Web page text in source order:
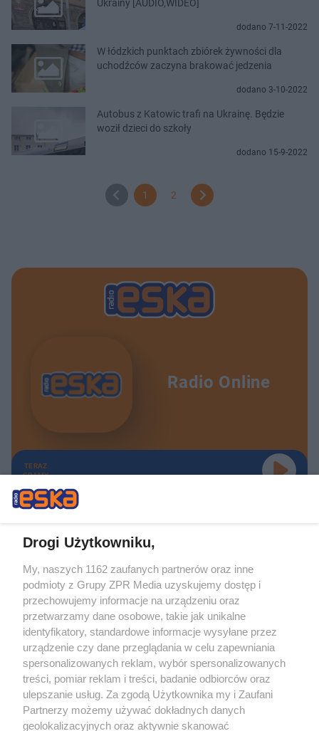
Ukrainy [AUDIO,WIDEO]
dodano 7-11-2022
W łódzkich punktach zbiórek żywności dla
uchodźców zaczyna brakować jedzenia
dodano 3-10-2022
Autobus z Katowic trafi na Ukrainę. Będzie
woził dzieci do szkoły
dodano 15-9-2022
1 2
Radio Online
TERAZ
GRAMY
Żaden utwór zamieszczony w serwisie nie może być powielany i
rozpowszechniany lub dalej rozpowszechniany w jakikolwiek sposób (w
tym także elektroniczny lub mechaniczny) na jakimkolwiek polu
eksploatacji w jakiejkolwiek formie, włącznie z umieszczaniem w Internecie
bez pisemnej zgody właściciela praw. Jakiekolwiek użycie lub
wykorzystanie utworów w całości lub w części z naruszeniem prawa, tzn.
bez właściwej zgody, jest zabronione pod groźbą kary i może być ścigane
prawnie.
Drogi Użytkowniku,
My, naszych 1162 zaufanych partnerów oraz inne
podmioty z Grupy ZPR Media uzyskujemy dostęp i
przechowujemy informacje na urządzeniu oraz
przetwarzamy dane osobowe, takie jak unikalne
identyfikatory, standardowe informacje wysyłane przez
urządzenie czy dane przeglądania w celu zapewniania
spersonalizowanych reklam, wybór spersonalizowanych
treści, pomiar reklam i treści, badanie odbiorców oraz
ulepszanie usług. Za zgodą Użytkownika my i Zaufani
Partnerzy możemy używać dokładnych danych
geolokalizacyjnych oraz aktywnie skanować